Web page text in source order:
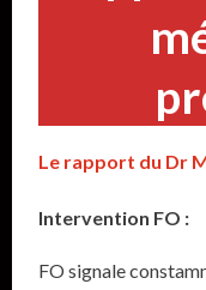
Le rapport du Dr
Intervention FO :
FO signale